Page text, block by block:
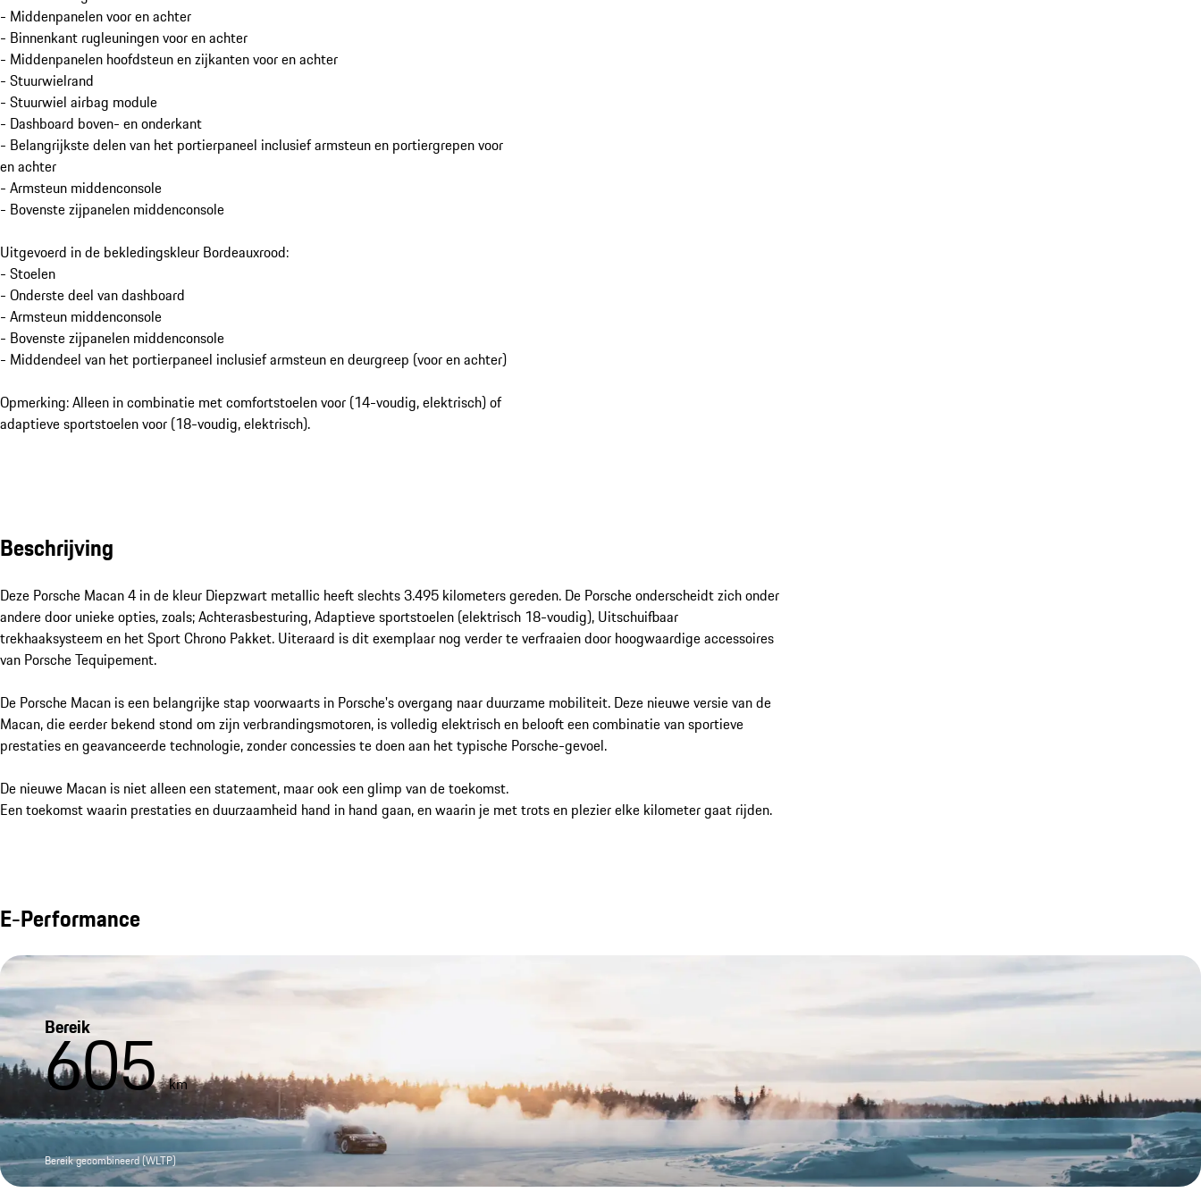
- Middenpanelen voor en achter
- Binnenkant rugleuningen voor en achter
- Middenpanelen hoofdsteun en zijkanten voor en achter
- Stuurwielrand
- Stuurwiel airbag module
- Dashboard boven- en onderkant
- Belangrijkste delen van het portierpaneel inclusief armsteun en portiergrepen voor
en achter
- Armsteun middenconsole
- Bovenste zijpanelen middenconsole
Uitgevoerd in de bekledingskleur Bordeauxrood:
- Stoelen
- Onderste deel van dashboard
- Armsteun middenconsole
- Bovenste zijpanelen middenconsole
- Middendeel van het portierpaneel inclusief armsteun en deurgreep (voor en achter)
Opmerking: Alleen in combinatie met comfortstoelen voor (14-voudig, elektrisch) of
adaptieve sportstoelen voor (18-voudig, elektrisch).
Beschrijving
Deze Porsche Macan 4 in de kleur Diepzwart metallic heeft slechts 3.495 kilometers gereden. De Porsche onderscheidt zich onder
andere door unieke opties, zoals; Achterasbesturing, Adaptieve sportstoelen (elektrisch 18-voudig), Uitschuifbaar
trekhaaksysteem en het Sport Chrono Pakket. Uiteraard is dit exemplaar nog verder te verfraaien door hoogwaardige accessoires
van Porsche Tequipement.
De Porsche Macan is een belangrijke stap voorwaarts in Porsche's overgang naar duurzame mobiliteit. Deze nieuwe versie van de
Macan, die eerder bekend stond om zijn verbrandingsmotoren, is volledig elektrisch en belooft een combinatie van sportieve
prestaties en geavanceerde technologie, zonder concessies te doen aan het typische Porsche-gevoel.
De nieuwe Macan is niet alleen een statement, maar ook een glimp van de toekomst.
Een toekomst waarin prestaties en duurzaamheid hand in hand gaan, en waarin je met trots en plezier elke kilometer gaat rijden.
E-Performance
Bereik
605 km
Bereik gecombineerd (WLTP)